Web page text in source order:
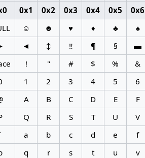
0x1 0x2 0x3 0x4 0x5 0x6
☺ ☻ ♥ ♦ ♣ ♠
◄ ↕ ‼ ¶ § ▬
! " # $ % &
1 2 3 4 5 6
A B C D E F
Q R S T U V
a b c d e f
q r s t u v